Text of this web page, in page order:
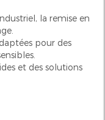
la remise en
pour des
et des solutions